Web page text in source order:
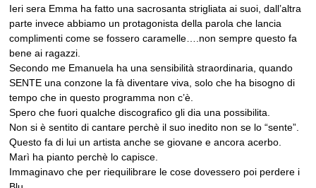
Ieri sera Emma ha fatto una sacrosanta strigliata ai suoi, dall’altra
parte invece abbiamo un protagonista della parola che lancia
complimenti come se fossero caramelle….non sempre questo fa
bene ai ragazzi.
Secondo me Emanuela ha una sensibilità straordinaria, quando
SENTE una conzone la fà diventare viva, solo che ha bisogno di
tempo che in questo programma non c’è.
Spero che fuori qualche discografico gli dia una possibilita.
Non si è sentito di cantare perchè il suo inedito non se lo “sente”.
Questo fa di lui un artista anche se giovane e ancora acerbo.
Marì ha pianto perchè lo capisce.
Immaginavo che per riequilibrare le cose dovessero poi perdere i